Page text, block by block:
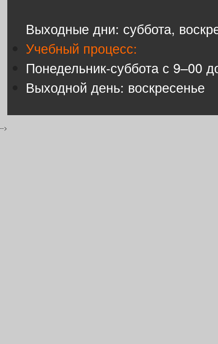
Выходные дни: суббота,
Учебный процесс:
Понедельник-суббота с 9–00
Выходной день: воскресенье
-->